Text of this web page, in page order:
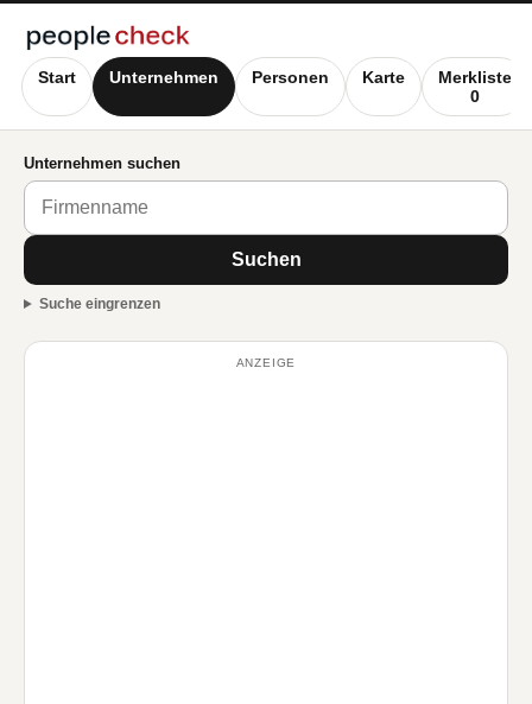
Start Unternehmen Personen Karte
Merkliste
0
Unternehmen suchen
Suchen
Suche eingrenzen
ANZEIGE